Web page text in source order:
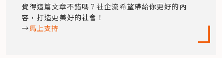
覺得這篇文章不錯嗎？社企流希望帶給你更好的內
容，打造更美好的社會！
→馬上支持